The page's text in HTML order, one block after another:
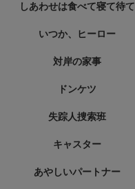
しあわせは食べて寝て待て
いつか、ヒーロー
対岸の家事
ドンケツ
失踪人捜索班
キャスター
あやしいパートナー